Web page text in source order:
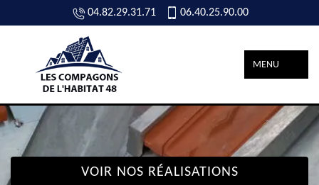
04.82.29.31.71 06.40.25.90.00
MENU
VOIR NOS RÉALISATIONS